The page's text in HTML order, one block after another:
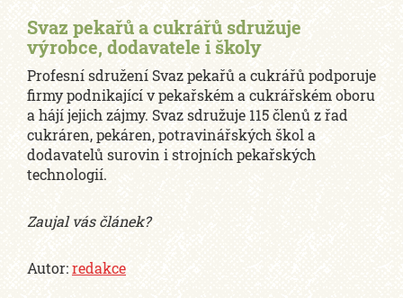
Svaz pekařů a cukrářů sdružuje
výrobce, dodavatele i školy
Profesní sdružení Svaz pekařů a cukrářů podporuje
firmy podnikající v pekařském a cukrářském oboru
a hájí jejich zájmy. Svaz sdružuje 115 členů z řad
cukráren, pekáren, potravinářských škol a
dodavatelů surovin i strojních pekařských
technologií.
Zaujal vás článek?
Autor:redakce